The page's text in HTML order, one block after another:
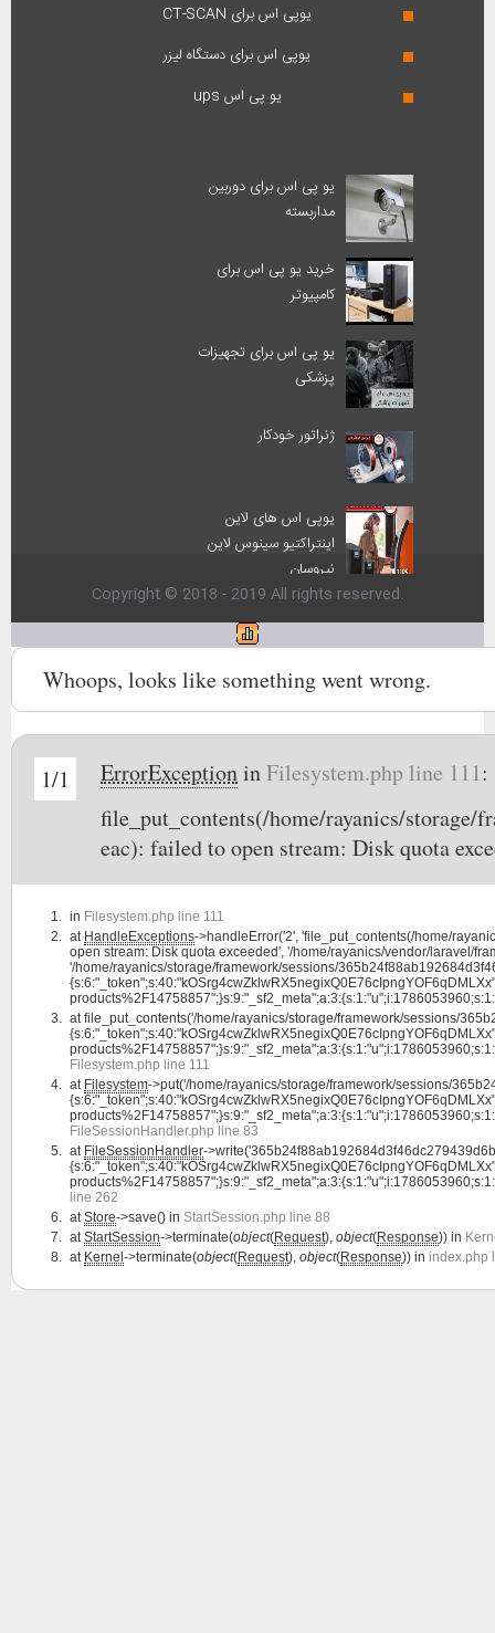
یوپی اس برای CT-SCAN
یوپی اس برای دستگاه لیزر
یو پی اس ups
یو پی اس برای دوربین
مداربسته
خرید یو پی اس برای
کامپیوتر
یو پی اس برای تجهیزات
پزشکی
ژنراتور خودکار
یوپی اس های لاین
اینتراکتیو سینوس لاین
نیروسان
Copyright © 2018 - 2019 All rights reserved.
Whoops, looks like something went wrong.
1/1 ErrorExceptioninFilesystem.php line 111:
file_put_contents(/home/rayanics/storage/
eac): failed to open stream: Disk quota
in Filesystem.php line 111
at HandleExceptions->handleError('2', 'file_put_contents(/home/
open stream: Disk quota exceeded', '/home/rayanics/vendor/laravel/
'/home/rayanics/storage/framework/sessions/
atfile_put_contents('/home/rayanics/storage/framework/sessions/
Filesystem.php line 111
at Filesystem->put('/home/rayanics/storage/framework/sessions/
FileSessionHandler.php line 83
at FileSessionHandler-
line 262
atStore->save() in StartSession.php line 88
atStartSession->terminate(object(Request), object(Response)) in
at Kernel->terminate(object(Request), object(Response)) in index.php